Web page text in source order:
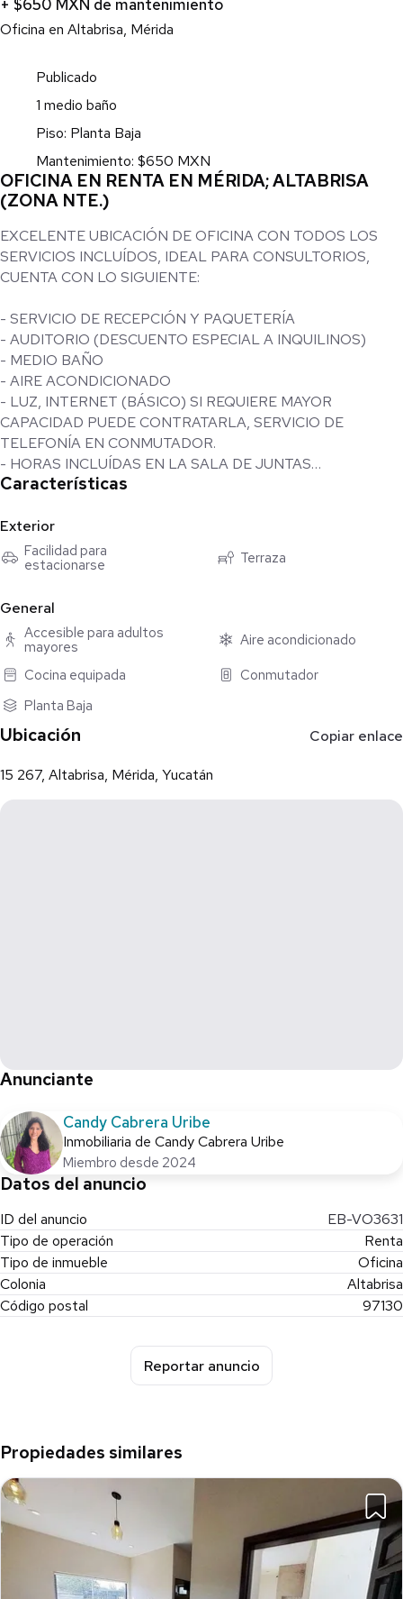
+ $650 MXN de mantenimiento
Oficina en Altabrisa, Mérida
Publicado
1 medio baño
Piso: Planta Baja
Mantenimiento: $650 MXN
OFICINA EN RENTA EN MÉRIDA; ALTABRISA
(ZONA NTE.)
EXCELENTE UBICACIÓN DE OFICINA CON TODOS LOS
SERVICIOS INCLUÍDOS, IDEAL PARA CONSULTORIOS,
CUENTA CON LO SIGUIENTE:
- SERVICIO DE RECEPCIÓN Y PAQUETERÍA
- AUDITORIO (DESCUENTO ESPECIAL A INQUILINOS)
- MEDIO BAÑO
- AIRE ACONDICIONADO
- LUZ, INTERNET (BÁSICO) SI REQUIERE MAYOR
CAPACIDAD PUEDE CONTRATARLA, SERVICIO DE
TELEFONÍA EN CONMUTADOR.
- HORAS INCLUÍDAS EN LA SALA DE JUNTAS
- HORARIO FLEXIBLE DE ACCESO, LLAVE PROPIA Y
- ÁREA DE COCINA Y TERRAZA EN ÁREAS COMUNES.
CONDICIONES DE RENTA.
MAS $650 DE MANTENIMIENTO
- MES DE DEPÓSITO
CONVENIO NOTARIAL $7500
- AVAL CON PROPIEDAD EN YUCATÁN CON PROPIEDAD
- SE ACEPTA DOBLE DEPÓSITO POR FALTA DE AVAL.
DEL AIRE ACONDICIONADO.
Características
Exterior
Facilidad para
estacionarse
Terraza
General
Accesible para adultos
mayores
Aire acondicionado
Cocina equipada
Conmutador
Planta Baja
Ubicación Copiar enlace
15 267, Altabrisa, Mérida, Yucatán
Anunciante
Candy Cabrera Uribe
Inmobiliaria de Candy Cabrera Uribe
Miembro desde 2024
Datos del anuncio
ID del anuncio
EB-VO3631
Tipo de operación
Renta
Tipo de inmueble
Oficina
Colonia
Altabrisa
Código postal
97130
Reportar anuncio
Propiedades similares